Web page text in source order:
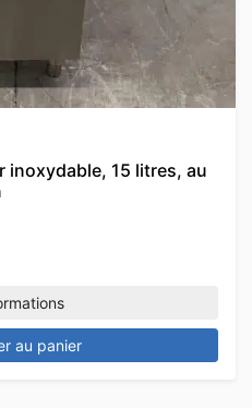
inoxydable, 15 litres, au
au panier